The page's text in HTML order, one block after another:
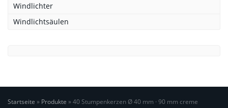
Windlichter
Windlichtsäulen
Startseite » Produkte »40 Stumpenkerzen Ø 40 mm · 90 mm creme